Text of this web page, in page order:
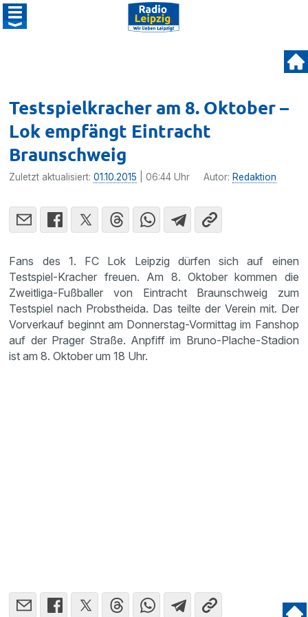
Testspielkracher am 8. Oktober –
Lok empfängt Eintracht
Braunschweig
Zuletzt aktualisiert:01.10.2015 | 06:44 Uhr Autor: Redaktion
Fans des 1. FC Lok Leipzig dürfen sich auf einen
Testspiel-Kracher freuen. Am 8. Oktober kommen die
Zweit­liga-Fußballer von Eintracht Braun­schweig zum
Testspiel nach Probst­heida. Das teilte der Verein mit. Der
Vorver­kauf beginnt am Donnerstag-Vormittag im Fanshop
auf der Prager Straße. Anpfiff im Bruno-Plache-Stadion
ist am 8. Oktober um 18 Uhr.